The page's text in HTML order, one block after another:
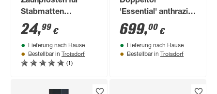
Stabmatten
'Essential' anthrazit
4 x 4 x 170 cm
24,99 €
Lieferung nach Hause
Bestellbar in Troisdorf
(1)
'Essential' anthrazit
300 x 180 cm, mit
Zaunanschluss
699,00 €
Lieferung nach Hause
Bestellbar in Troisdorf